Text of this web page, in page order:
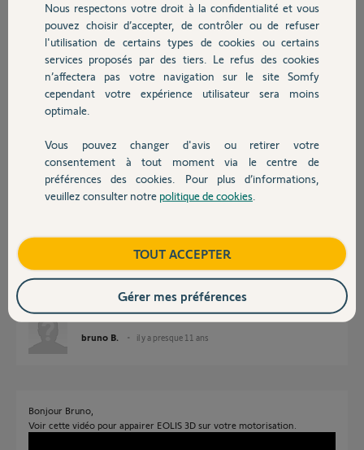
Chauffage
Autres produits
Devis avec un pro
Contact
Participer au fil de discussion
Réponses
Lorsque vous placez les piles dans EOLIS 3D
La LED s’allume t-elle pendant 1 seconde ?
Sylvain C. il y a presque 11 ans
Bonjour
bruno B. il y a presque 11 ans
Bonjour Bruno,
Voir cette vidéo pour appairer EOLIS 3D sur votre motorisation.
Nous respectons votre droit à la confidentialité et vous
pouvez choisir d’accepter, de contrôler ou de refuser
l'utilisation de certains types de cookies ou certains
services proposés par des tiers. Le refus des cookies
n’affectera pas votre navigation sur le site Somfy
cependant votre expérience utilisateur sera moins
optimale.
Vous pouvez changer d'avis ou retirer votre
consentement à tout moment via le centre de
préférences des cookies. Pour plus d’informations,
veuillez consulter notre politique de cookies
TOUT ACCEPTER
Gérer mes préférences